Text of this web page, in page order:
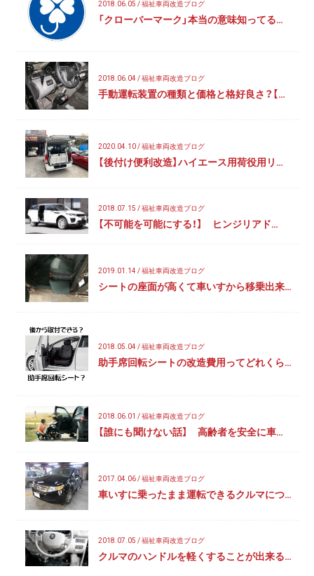
2018.06.05 / 福祉車両改造ブログ
「クローバーマーク」本当の意味知ってる…
2018.06.04 / 福祉車両改造ブログ
手動運転装置の種類と価格と格好良さ？【…
2020.04.10 / 福祉車両改造ブログ
【後付け便利改造】ハイエース用荷役用リ…
2018.07.15 / 福祉車両改造ブログ
【不可能を可能にする！】 ヒンジリアド…
2019.01.14 / 福祉車両改造ブログ
シートの座面が高くて車いすから移乗出来…
2018.05.04 / 福祉車両改造ブログ
助手席回転シートの改造費用ってどれくら…
2018.06.01 / 福祉車両改造ブログ
【誰にも聞けない話】 高齢者を安全に車…
2017.04.06 / 福祉車両改造ブログ
車いすに乗ったまま運転できるクルマにつ…
2018.07.05 / 福祉車両改造ブログ
クルマのハンドルを軽くすることが出来る…